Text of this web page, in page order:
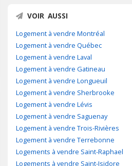
VOIR AUSSI
Logement à vendre Montréal
Logement à vendre Québec
Logement à vendre Laval
Logement à vendre Gatineau
Logement à vendre Longueuil
Logement à vendre Sherbrooke
Logement à vendre Lévis
Logement à vendre Saguenay
Logement à vendre Trois-Rivières
Logement à vendre Terrebonne
Logements à vendre Saint-Raphael
Logements à vendre Saint-Isidore